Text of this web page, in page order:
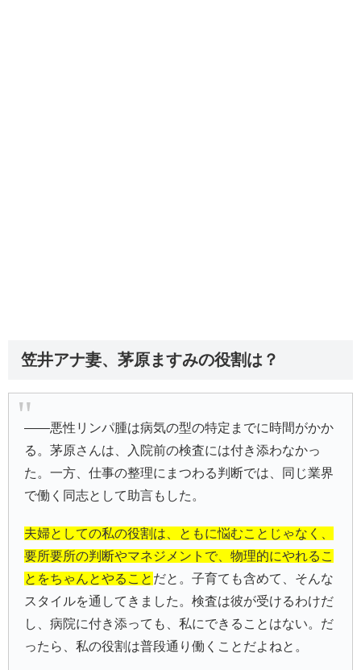
笠井アナ妻、茅原ますみの役割は？
――悪性リンパ腫は病気の型の特定までに時間がかか
る。茅原さんは、入院前の検査には付き添わなかっ
た。一方、仕事の整理にまつわる判断では、同じ業界
で働く同志として助言もした。
夫婦としての私の役割は、ともに悩むことじゃなく、
要所要所の判断やマネジメントで、物理的にやれるこ
とをちゃんとやること だと。子育ても含めて、そんな
スタイルを通してきました。検査は彼が受けるわけだ
し、病院に付き添っても、私にできることはない。だ
ったら、私の役割は普段通り働くことだよねと。